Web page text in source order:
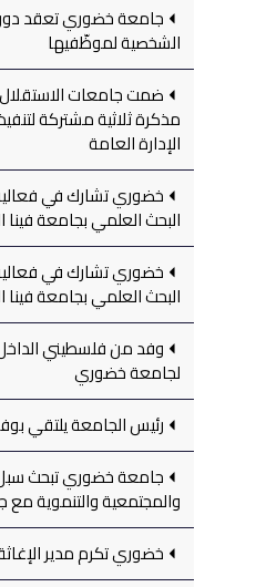
جامعة خضوري تعقد
الشخصية لموظّفيها
ضمت جامعات
مذكرة ثلاثية مشتركة
الإدارة العامة
خضوري تشارك في
البحث العلمي بجامعة فينا
خضوري تشارك في
البحث العلمي بجامعة فينا
وفد من فلسطيني الداخل
لجامعة خضوري
رئيس الجامعة يلتقي
جامعة خضوري تبحث سبل
والمجتمعية والتنموية مع
خضوري تكرم مدير الإغاثة